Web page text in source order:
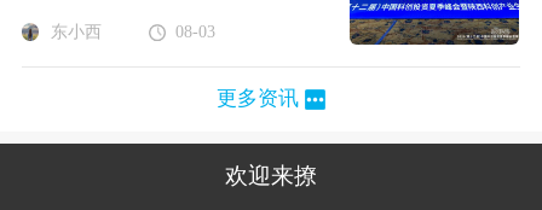
东小西 08-03
更多资讯
欢迎来撩